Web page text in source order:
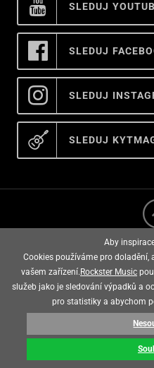
SLEDUJ
SLEDUJ
SLEDUJ
SLEDUJ
rockster
E-shop
Aby
Cookies používáme pro doladění,
vašem zařízení. Rockster Music
služeb jako je sledování výpadků a
pro statistiky a abychom